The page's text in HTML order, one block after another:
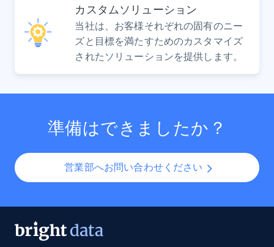
カスタムソリューション
当社は、お客様それぞれの固有のニー
ズと目標を満たすためのカスタマイズ
されたソリューションを提供します。
準備はできましたか？
営業部へお問い合わせください